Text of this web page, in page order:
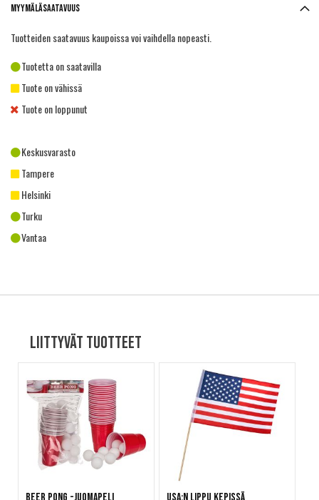
Myymäläsaatavuus
Tuotteiden saatavuus kaupoissa voi vaihdella nopeasti.
Tuotetta on saatavilla
Tuote on vähissä
Tuote on loppunut
Keskusvarasto
Tampere
Helsinki
Turku
Vantaa
Liittyvät tuotteet